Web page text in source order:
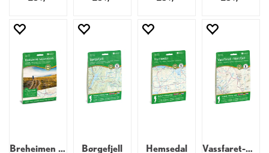
Breheimen Nasjonalpark Børgefjell Hemsedal Vassfaret-Norefjell